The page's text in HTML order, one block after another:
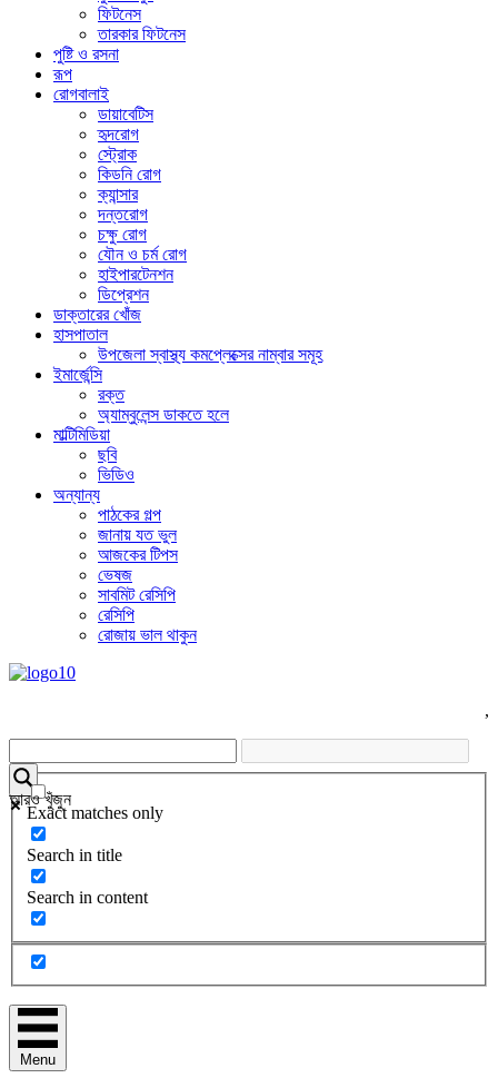
ফিটনেস
তারকার ফিটনেস
পুষ্টি ও রসনা
রূপ
রোগবালাই
ডায়াবেটিস
হৃদরোগ
স্ট্রোক
কিডনি রোগ
ক্যান্সার
দন্তরোগ
চক্ষু রোগ
যৌন ও চর্ম রোগ
হাইপারটেনশন
ডিপ্রেশন
ডাক্তারের খোঁজ
হাসপাতাল
উপজেলা স্বাস্থ্য কমপ্লেক্সের নাম্বার সমূহ
ইমার্জেন্সি
রক্ত
অ্যাম্বুলেন্স ডাকতে হলে
মাল্টিমিডিয়া
ছবি
ভিডিও
অন্যান্য
পাঠকের গল্প
জানায় যত ভুল
আজকের টিপস
ভেষজ
সাবমিট রেসিপি
রেসিপি
রোজায় ভাল থাকুন
,
আরও খুঁজুন
Exact matches only
Search in title
Search in content
Menu